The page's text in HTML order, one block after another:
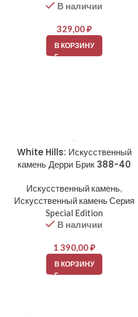
В наличии
329,00₽
В КОРЗИНУ
White Hills: Искусственный
камень Дерри Брик 388-40
Искусственный камень,
Искусственный камень Серия
Special Edition
В наличии
1 390,00₽
В КОРЗИНУ